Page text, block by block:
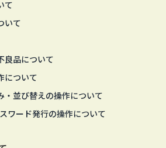
て
いて
良品について
について
・並び替えの操作について
ワード発行の操作について